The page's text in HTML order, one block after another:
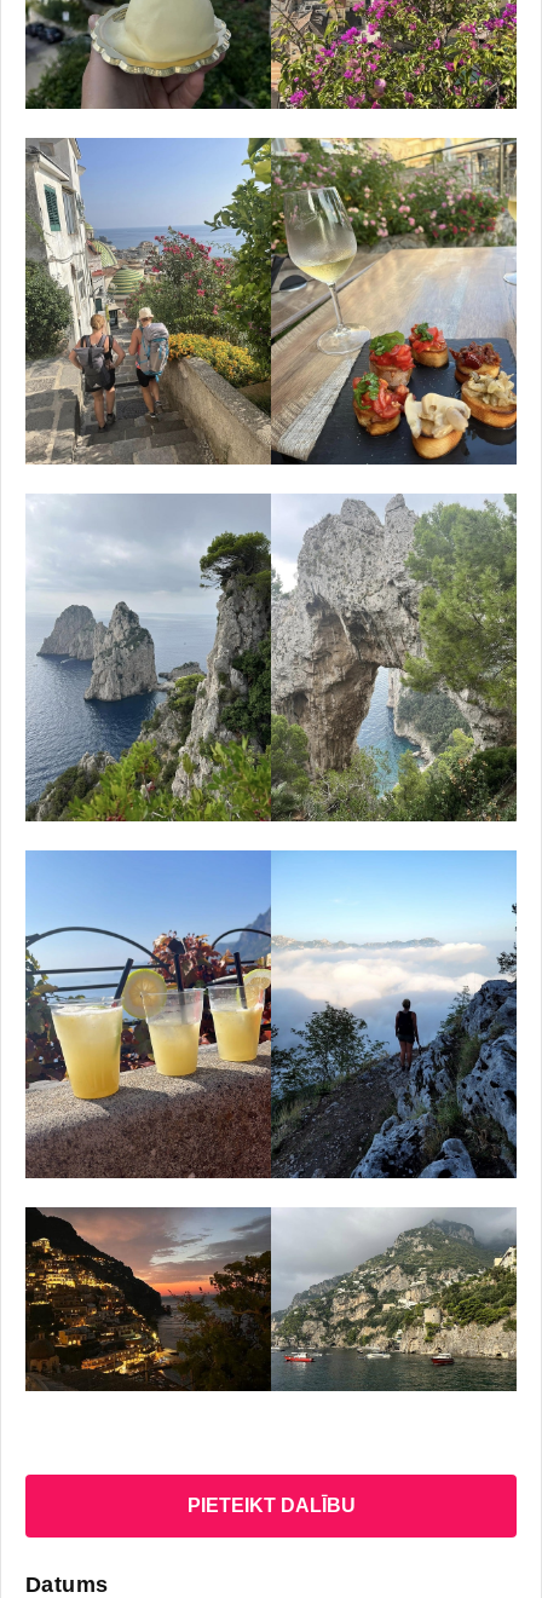
PIETEIKT DALĪBU
Datums